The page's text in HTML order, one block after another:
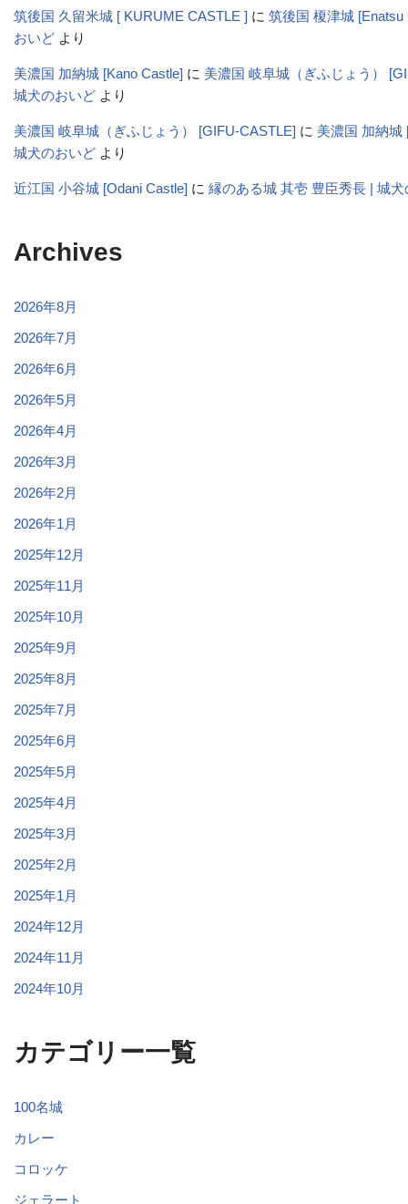
筑後国 久留米城 [ KURUME CASTLE ] に 筑後国 榎津城 [Enatsu
おいど より
美濃国 加納城 [Kano Castle] に 美濃国 岐阜城（ぎふじょう）
城犬のおいど より
美濃国 岐阜城（ぎふじょう） [GIFU-CASTLE] に 美濃国 加納城
城犬のおいど より
近江国 小谷城 [Odani Castle] に 縁のある城 其壱 豊臣秀長 | 城
Archives
2026年8月
2026年7月
2026年6月
2026年5月
2026年4月
2026年3月
2026年2月
2026年1月
2025年12月
2025年11月
2025年10月
2025年9月
2025年8月
2025年7月
2025年6月
2025年5月
2025年4月
2025年3月
2025年2月
2025年1月
2024年12月
2024年11月
2024年10月
カテゴリー一覧
100名城
カレー
コロッケ
ジェラート